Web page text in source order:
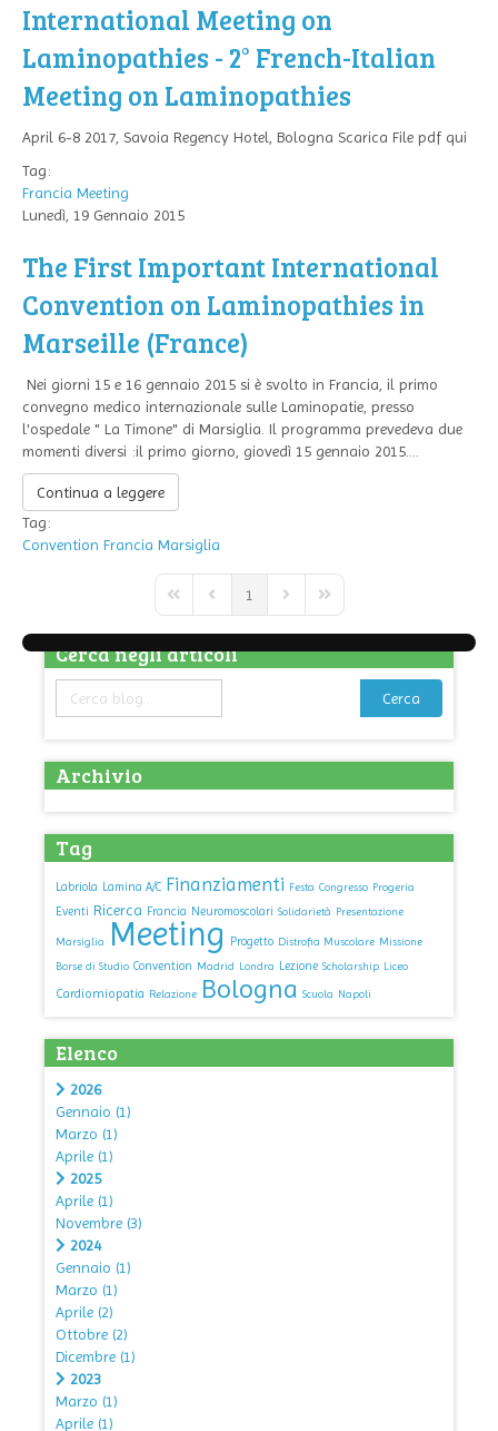
International Meeting on
Laminopathies - 2° French-Italian
Meeting on Laminopathies
April 6-8 2017, Savoia Regency Hotel, Bologna Scarica File pdf qui
Tag:
Francia Meeting
Lunedì, 19 Gennaio 2015
The First Important International
Convention on Laminopathies in
Marseille (France)
Nei giorni 15 e 16 gennaio 2015 si è svolto in Francia, il primo
convegno medico internazionale sulle Laminopatie, presso
l'ospedale " La Timone" di Marsiglia. Il programma prevedeva due
momenti diversi :il primo giorno, giovedì 15 gennaio 2015....
Continua a leggere
Tag:
Convention Francia Marsiglia
First PagePrevious Page
1
Next PageLast Page
Cerca negli articoli
Cerca
Archivio
Tag
Labriola Lamina A/C Finanziamenti Festa Congresso Progeria
Eventi Ricerca Francia Neuromoscolari Solidarietà Presentazione
Marsiglia Meeting Progetto Distrofia Muscolare Missione
Borse di Studio Convention Madrid Londra Lezione Scholarship Liceo
Cardiomiopatia Relazione Bologna Scuola Napoli
Elenco
2026
Gennaio (1)
Marzo (1)
Aprile (1)
2025
Aprile (1)
Novembre (3)
2024
Gennaio (1)
Marzo (1)
Aprile (2)
Ottobre (2)
Dicembre (1)
2023
Marzo (1)
Aprile (1)